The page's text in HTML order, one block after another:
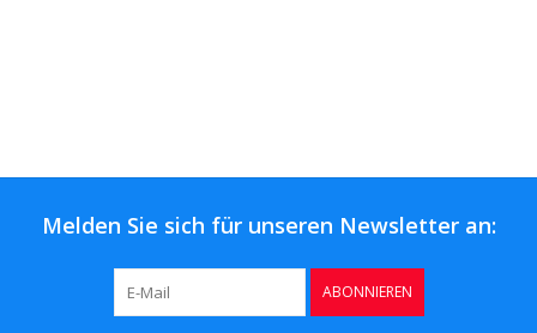
Melden Sie sich für unseren Newsletter an:
ABONNIEREN